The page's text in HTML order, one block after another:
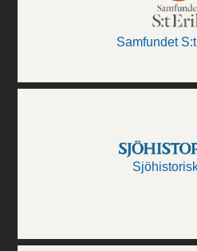
Samfundet